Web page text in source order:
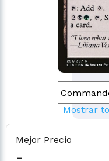
Mostrar
Mejor Precio
-